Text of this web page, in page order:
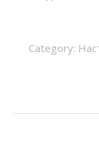
Category: